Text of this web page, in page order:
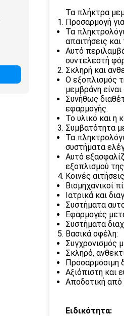
Τα πλήκτρα
Προσαρμογή
Τα
απαιτήσεις
Αυτό
συντελεστή
Σκληρή και
Ο εξοπλισμός
μεμβράνη είναι
Συνήθως
εφαρμογής.
Το υλικό και η
Συμβατότητα
Τα
συστήματα
Αυτό
εξοπλισμού
Κοινές
Βιομηχανικοί
Ιατρικά και
Συστήματα
Εφαρμογές
Συστήματα
Βασικά οφέλη:
Συγχρονισμός
Σκληρό,
Προσαρμόσιμη
Αξιόπιστη και
Αποδοτική από
Ειδικότητα: